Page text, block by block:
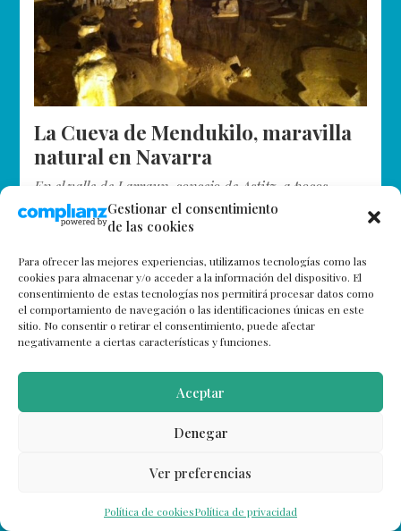
Gestionar el consentimiento
de las cookies
Para ofrecer las mejores experiencias, utilizamos tecnologías como las
cookies para almacenar y/o acceder a la información del dispositivo. El
consentimiento de estas tecnologías nos permitirá procesar datos como
el comportamiento de navegación o las identificaciones únicas en este
sitio. No consentir o retirar el consentimiento, puede afectar
negativamente a ciertas características y funciones.
Aceptar
Denegar
Ver preferencias
Política de cookiesPolítica de privacidad
La Cueva de Mendukilo, maravilla
natural en Navarra
En el valle de Larraun, concejo de Astitz, a pocos
minutos de Lekunberri, surge la Cueva de Mendukilo,
que ofrece al visitante las profundidades de la Sierra